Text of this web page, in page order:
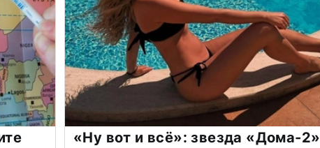
«Ну вот и всё»: звезда «Дома-2»